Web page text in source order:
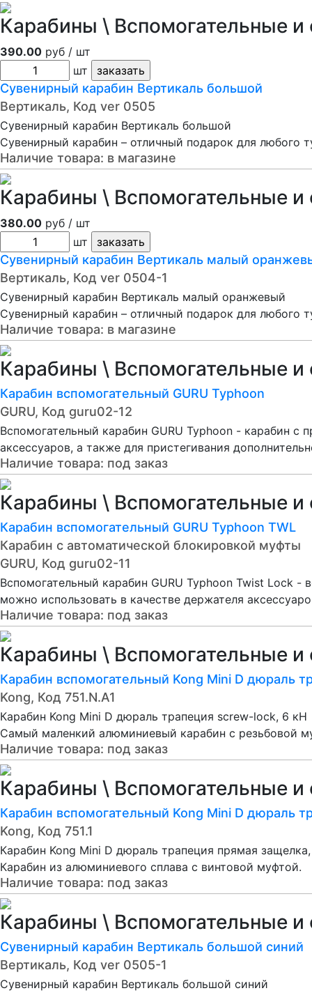
Карабины \ Вспомогательные
390.00 руб / шт
шт
Сувенирный карабин Вертикаль большой
Вертикаль, Код ver 0505
Сувенирный карабин Вертикаль большой
Сувенирный карабин – отличный подарок для любого
Наличие товара: в магазине
Карабины \ Вспомогательные
380.00 руб / шт
шт
Сувенирный карабин Вертикаль малый
Вертикаль, Код ver 0504-1
Сувенирный карабин Вертикаль малый оранжевый
Сувенирный карабин – отличный подарок для любого
Наличие товара: в магазине
Карабины \ Вспомогательные
Карабин вспомогательный GURU Typhoon
GURU, Код guru02-12
Вспомогательный карабин GURU Typhoon - карабин
аксессуаров, а также для пристегивания
Наличие товара: под заказ
Карабины \ Вспомогательные
Карабин вспомогательный GURU Typhoon TWL
Карабин с автоматической блокировкой муфты
GURU, Код guru02-11
Вспомогательный карабин GURU Typhoon Twist Lock
можно использовать в качестве держателя
Наличие товара: под заказ
Карабины \ Вспомогательные
Карабин вспомогательный Kong Mini D дюраль
Kong, Код 751.N.A1
Карабин Kong Mini D дюраль трапеция screw-lock, 6 кН
Самый маленкий алюминиевый карабин с резьбовой
Наличие товара: под заказ
Карабины \ Вспомогательные
Карабин вспомогательный Kong Mini D дюраль
Kong, Код 751.1
Карабин Kong Mini D дюраль трапеция прямая
Карабин из алюминиевого сплава с винтовой муфтой.
Наличие товара: под заказ
Карабины \ Вспомогательные
Сувенирный карабин Вертикаль большой синий
Вертикаль, Код ver 0505-1
Сувенирный карабин Вертикаль большой синий